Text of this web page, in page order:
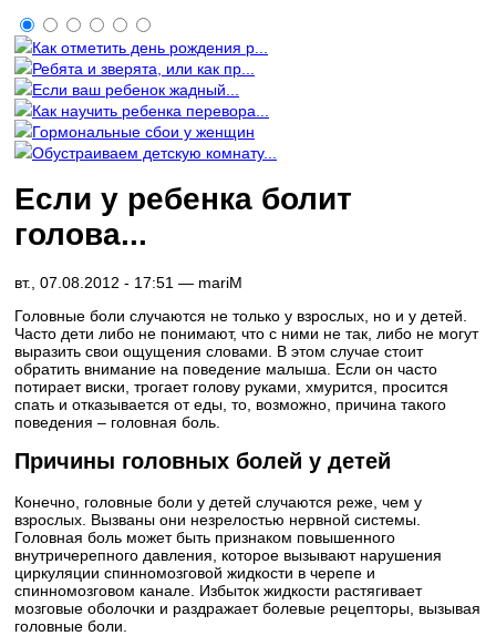
Как отметить день рождения р...
Ребята и зверята, или как пр...
Если ваш ребенок жадный...
Как научить ребенка перевора...
Гормональные сбои у женщин
Обустраиваем детскую комнату...
Если у ребенка болит
голова...
вт., 07.08.2012 - 17:51 — mariM
Головные боли случаются не только у взрослых, но и у детей.
Часто дети либо не понимают, что с ними не так, либо не могут
выразить свои ощущения словами. В этом случае стоит
обратить внимание на поведение малыша. Если он часто
потирает виски, трогает голову руками, хмурится, просится
спать и отказывается от еды, то, возможно, причина такого
поведения – головная боль.
Причины головных болей у детей
Конечно, головные боли у детей случаются реже, чем у
взрослых. Вызваны они незрелостью нервной системы.
Головная боль может быть признаком повышенного
внутричерепного давления, которое вызывают нарушения
циркуляции спинномозговой жидкости в черепе и
спинномозговом канале. Избыток жидкости растягивает
мозговые оболочки и раздражает болевые рецепторы, вызывая
головные боли.